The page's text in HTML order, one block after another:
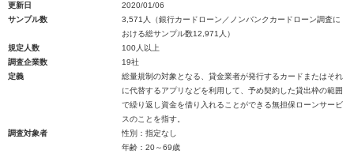
更新日
2020/01/06
サンプル数
3,571人（銀行カードローン／ノンバンクカードローン調査に
おける総サンプル数12,971人）
規定人数
100人以上
調査企業数
19社
定義
総量規制の対象となる、貸金業者が発行するカードまたはそれ
に代替するアプリなどを利用して、予め契約した貸出枠の範囲
で繰り返し資金を借り入れることができる無担保ローンサービ
スのことを指す。
調査対象者
性別：指定なし
年齢：20～69歳